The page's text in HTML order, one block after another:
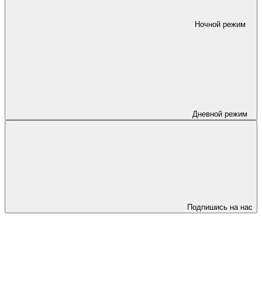
Ночной режим
Дневной режим
Подпишись на нас